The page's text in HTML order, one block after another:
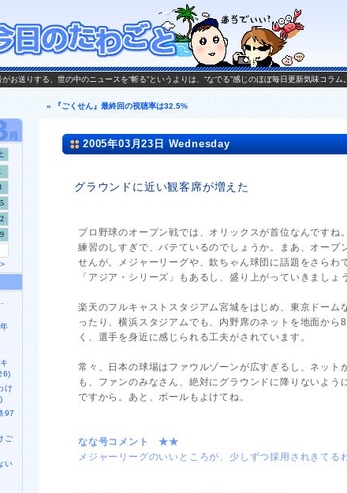
お送りする、世の中のニュースを“斬る”というよりは、“なでる”感じのほぼ毎日更新気味コラム
« 『ごくせん』最終回の視聴率は32.5%
2005年03月23日 Wednesday
グラウンドに近い観客席が増えた
プロ野球のオープン戦では、オリックスが首位なんですね
練習のしすぎで、バテているのでしょうか。まあ、オープ
せんが。メジャーリーグや、欽ちゃん球団に話題をさらわ
「アジア・シリーズ」もあるし、盛り上がっていきましょ
楽天のフルキャストスタジアム宮城をはじめ、東京ドーム
ったり、横浜スタジアムでも、内野席のネットを地面から
く、選手を身近に感じられる工夫がされています。
常々、日本の球場はファウルゾーンが広すぎるし、ネット
も、ファンのみなさん、絶対にグラウンドに降りないよう
ですから。あと、ボールもよけてね。
なな号コメント ★★
メジャーリーグのいいところが、少しずつ採用されきてる
け
97
ご
い